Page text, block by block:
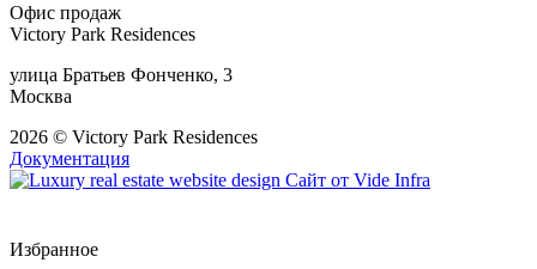
Офис продаж
Victory Park Residences
улица Братьев Фонченко, 3
Москва
2026 © Victory Park Residences
Документация
Сайт от Vide Infra
Избранное